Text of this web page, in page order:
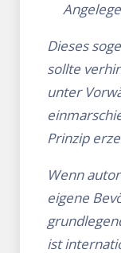
Dieses
sollte
unter
Prinzip
Wenn
eigene
ist